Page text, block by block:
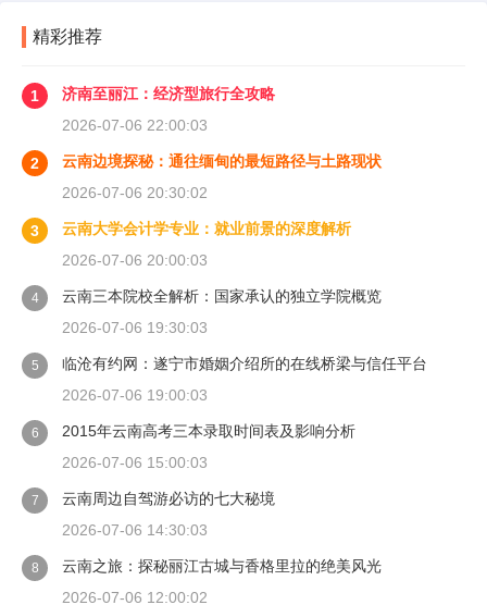
精彩推荐
1
济南至丽江：经济型旅行全攻略
2026-07-06 22:00:03
2
云南边境探秘：通往缅甸的最短路径与土路现状
2026-07-06 20:30:02
3
云南大学会计学专业：就业前景的深度解析
2026-07-06 20:00:03
4
云南三本院校全解析：国家承认的独立学院概览
2026-07-06 19:30:03
5
临沧有约网：遂宁市婚姻介绍所的在线桥梁与信任平台
2026-07-06 19:00:03
6
2015年云南高考三本录取时间表及影响分析
2026-07-06 15:00:03
7
云南周边自驾游必访的七大秘境
2026-07-06 14:30:03
8
云南之旅：探秘丽江古城与香格里拉的绝美风光
2026-07-06 12:00:02